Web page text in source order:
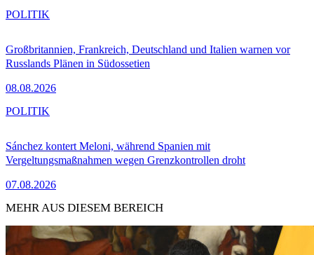
Großbritannien, Frankreich, Deutschland und Italien warnen vor
Russlands Plänen in Südossetien
08.08.2026
POLITIK
Sánchez kontert Meloni, während Spanien mit
Vergeltungsmaßnahmen wegen Grenzkontrollen droht
07.08.2026
POLITIK
MEHR AUS DIESEM BEREICH